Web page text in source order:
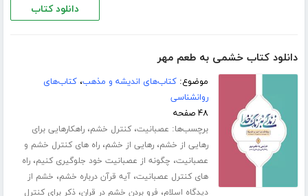
دانلود کتاب
دانلود کتاب خشمی به طعم مهر
موضوع:کتاب‌های اندیشه و مذهب،کتاب‌های
روانشناسی
۴۸ صفحه
برچسب‌ها: عصبانیت،کنترل خشم،راهکارهایی برای
رهایی از خشم،رهایی از خشم،راه های کنترل خشم و
عصبانیت، چگونه از عصبانیت خود جلوگیری کنیم،راه
های کنترل عصبانیت،آیه قرآن درباره خشم، خشم از
دیدگاه اسلام، فرو بردن خشم در قران،ذکر برای کنترل